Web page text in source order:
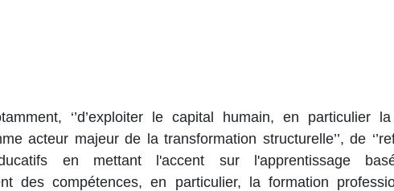
‘’d’exploiter le capital humain, en particulier
acteur majeur de la transformation structurelle’’, de
en mettant l'accent sur l'apprentissage
des compétences, en particulier, la formation